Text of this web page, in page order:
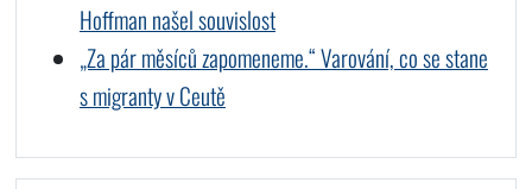
Hoffman našel souvislost
„Za pár měsíců zapomeneme.“ Varování, co se stane
s migranty v Ceutě